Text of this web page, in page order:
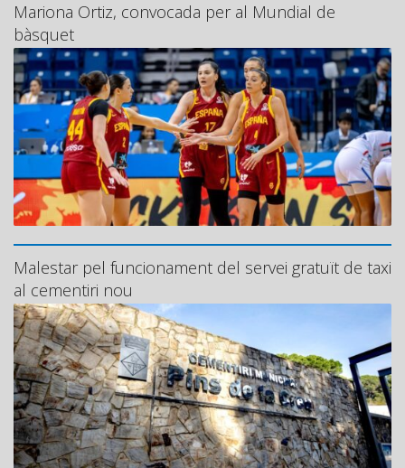
Mariona Ortiz, convocada per al Mundial de
bàsquet
Malestar pel funcionament del servei gratuït de taxi
al cementiri nou